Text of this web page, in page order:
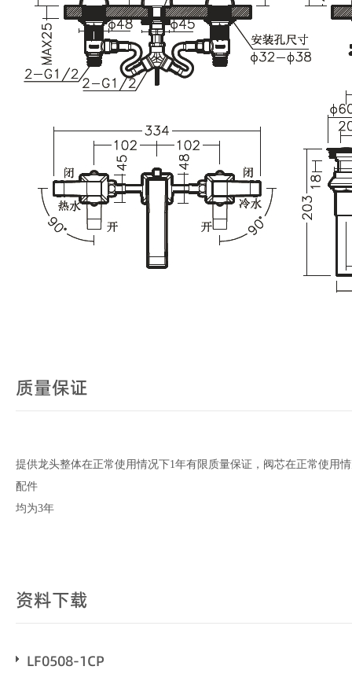
质量保证
提供龙头整体在正常使用情况下1 年有限质量保证， 阀芯在正常使用
配件
均为3年
资料下载
LF0508-1CP